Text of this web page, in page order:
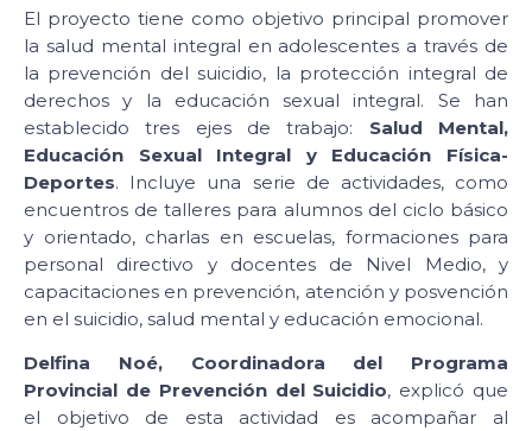
El proyecto tiene como objetivo principal promover
la salud mental integral en adolescentes a través de
la prevención del suicidio, la protección integral de
derechos y la educación sexual integral. Se han
establecido tres ejes de trabajo: Salud Mental,
Educación Sexual Integral y Educación Física-
Deportes. Incluye una serie de actividades, como
encuentros de talleres para alumnos del ciclo básico
y orientado, charlas en escuelas, formaciones para
personal directivo y docentes de Nivel Medio, y
capacitaciones en prevención, atención y posvención
en el suicidio, salud mental y educación emocional.
Delfina Noé, Coordinadora del Programa
Provincial de Prevención del Suicidio, explicó que
el objetivo de esta actividad es acompañar al